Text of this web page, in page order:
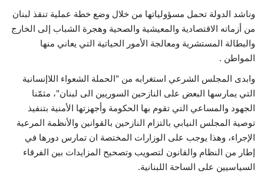
وناشد الدولة تحمل مسؤولياتها من خلال وضع خطة عملية تنقذ لبنان
من أزماته الاقتصادية والمعيشية والصحية وهجرة الشباب إلى الخارج
والبطالة المستشرية ومعالجة الأمور الحياتية التي يعاني منها
المواطن .
وابدى المجلس الشرعي استغرابه من "الحملة الشعواء اللاإنسانية
التي يمارسها البعض على النازحين السوريين الى لبنان"، مثمّنا
الجهود والمساعي التي تقوم بها الحكومة وأجهزتها الأمنية بتنفيذ
توصية المجلس النيابي بالتزام النازحين بالقوانين والأنظمة المرعية
الإجراء، وهذا يوجب على الوزارات المختصة ان تمارس دورها في
إطار من النظام والقانون لتصويب وتصحيح المزايدات بين الفرقاء
السياسيين على الساحة اللبنانية.